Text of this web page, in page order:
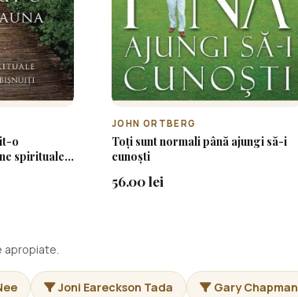
o
spirituale
JOHN ORTBERG
Toți sunt normali până ajungi să-i
cunoști
56.00 lei
apropiate.
Joni Eareckson Tada Gary Chapman